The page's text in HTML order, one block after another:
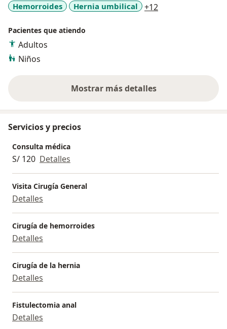
Hemorroides
Hernia umbilical +12
Pacientes que atiendo
Adultos
Niños
Mostrar más detalles
sobre la experiencia
Servicios y precios
Consulta médica
S/ 120 Detalles
Visita Cirugía General
Detalles
Cirugía de hemorroides
Detalles
Cirugía de la hernia
Detalles
Fistulectomia anal
Detalles